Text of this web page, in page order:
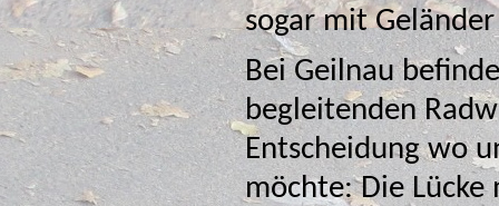
sogar mit
Bei Geilnau
begleitenden
Entscheidung wo und
möchte: Die Lücke mit der